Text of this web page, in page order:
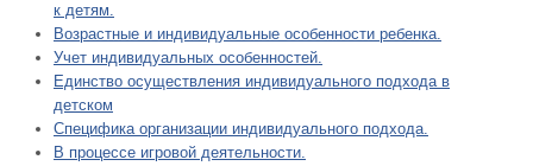
к детям.
Возрастные и индивидуальные особенности ребенка.
Учет индивидуальных особенностей.
Единство осуществления индивидуального подхода в
детском
Специфика организации индивидуального подхода.
В процессе игровой деятельности.